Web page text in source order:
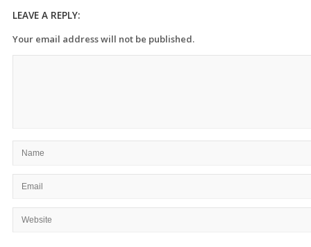
LEAVE A REPLY:
Your email address will not be published.